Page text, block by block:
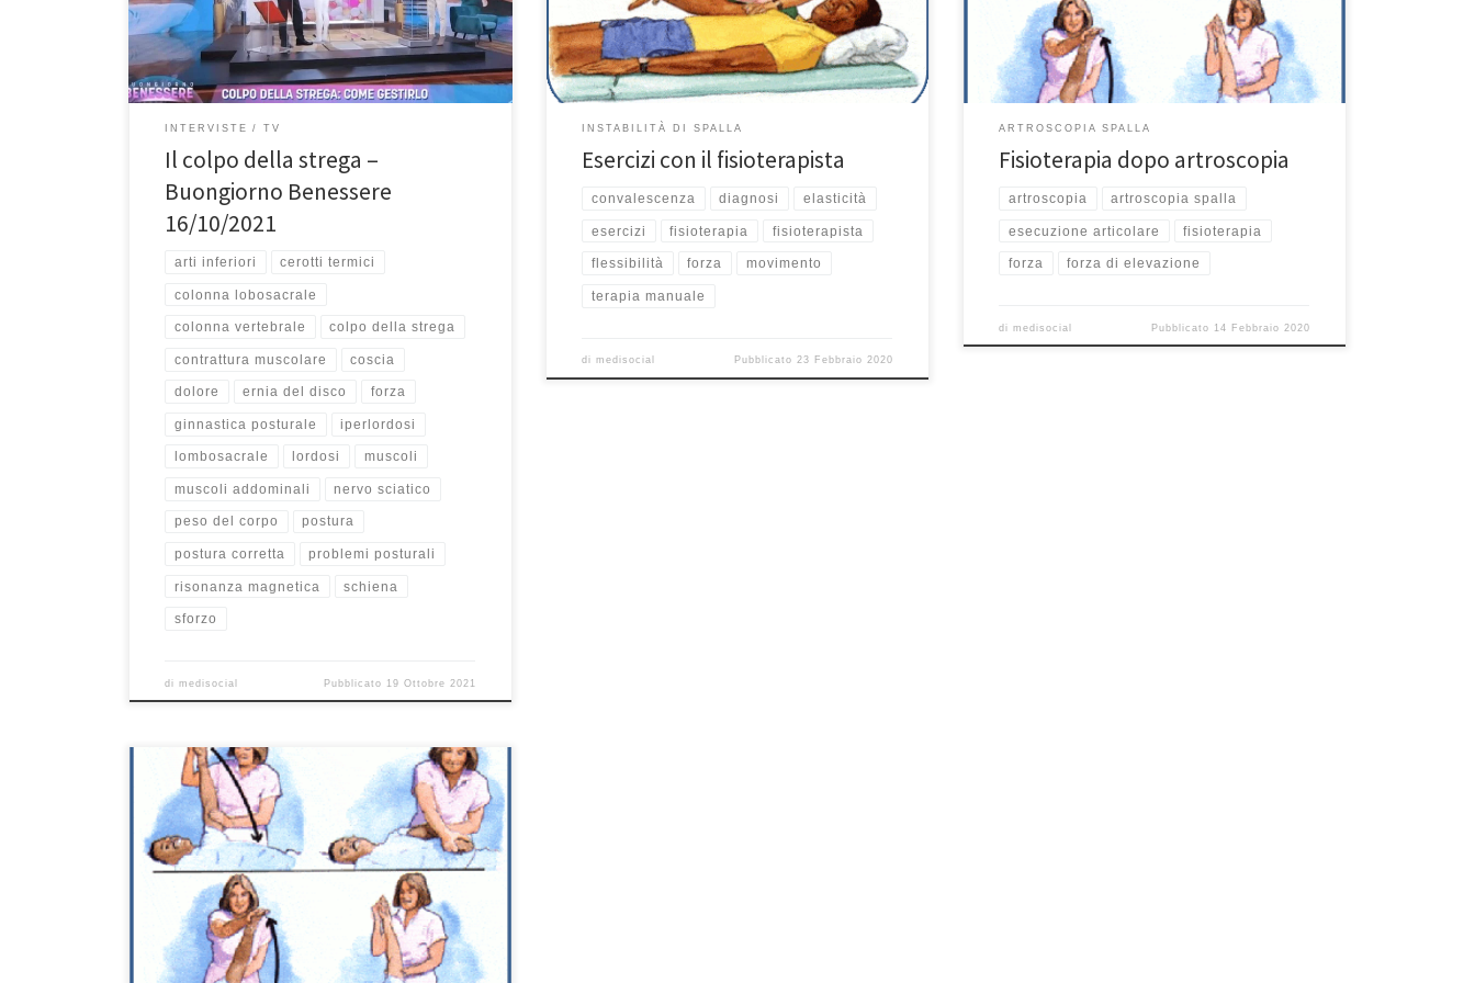
tema del colpo della strega. Buona visione! Il colpo
della strega. Tutto questo per introdurvi il prossimo
argomento che secondo me […]
INTERVISTE TV
Il colpo della strega –
Buongiorno Benessere
16/10/2021
arti inferiori cerotti termici
colonna lobosacrale
colonna vertebrale colpo della strega
contrattura muscolare coscia
dolore ernia del disco forza
ginnastica posturale iperlordosi
lombosacrale lordosi muscoli
muscoli addominali nervo sciatico
peso del corpo postura
postura corretta problemi posturali
risonanza magnetica schiena
sforzo
dimedisocial Pubblicato 19 Ottobre 2021
fisioterapista specialmente potrà aiutarti a proteggere
la tua spalla mentre sei in convalescenza. Gli esatti
esercizi che […]
INSTABILITÀ DI SPALLA
Esercizi con il fisioterapista
convalescenza diagnosi elasticità
esercizi fisioterapia fisioterapista
flessibilità forza movimento
terapia manuale
dimedisocial Pubblicato 23 Febbraio 2020
programma è concepito per il problema della tua
spalla e per il tipo di intervento che hai subito. Lo
stretching sarà utile […]
ARTROSCOPIA SPALLA
Fisioterapia dopo artroscopia
artroscopia artroscopia spalla
esecuzione articolare fisioterapia
forza forza di elevazione
dimedisocial Pubblicato 14 Febbraio 2020
Fisioterapia dopo artroscopia Il tuo chirurgo o
qualcuno della sua equipe potrà prescriverti un
programma di esercizi o altre terapie. Potrai
cominciare nella prima settimana dall’intervento. Il tuo
programma è concepito per il problema della tua
spalla e per il tipo di intervento che hai subito. Lo
stretching sarà utile […]